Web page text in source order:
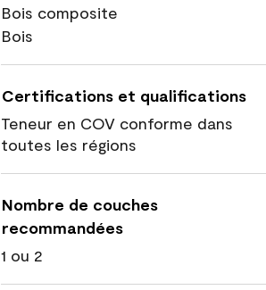
Bois composite
Bois
Certifications et qualifications
Teneur en COV conforme dans
toutes les régions
Nombre de couches
recommandées
1 ou 2